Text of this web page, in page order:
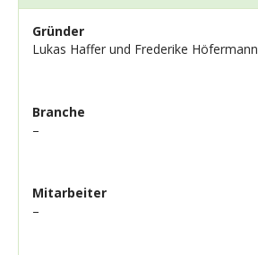
Gründer
Lukas Haffer und Frederike Höfermann
Branche
–
Mitarbeiter
–